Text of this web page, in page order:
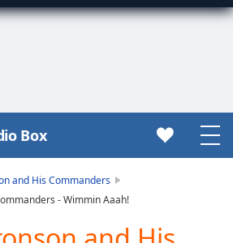
Box
and His Commanders
- Wimmin Aaah!